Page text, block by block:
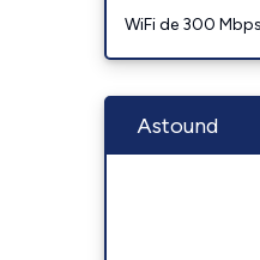
WiFi de 300
Astound